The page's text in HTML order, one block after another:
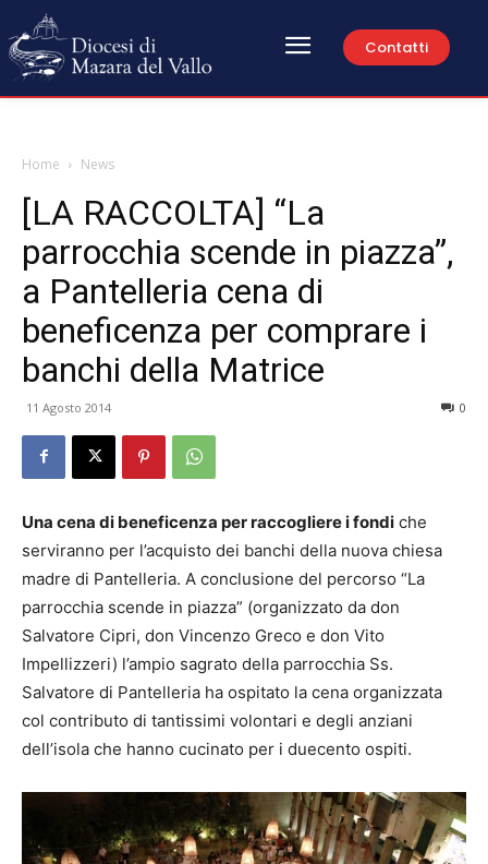
Contatti
Home News
[LA RACCOLTA] “La
parrocchia scende in piazza”,
a Pantelleria cena di
beneficenza per comprare i
banchi della Matrice
11 Agosto 2014 0
Una cena di beneficenza per raccogliere i fondi che
serviranno per l’acquisto dei banchi della nuova chiesa
madre di Pantelleria. A conclusione del percorso “La
parrocchia scende in piazza” (organizzato da don
Salvatore Cipri, don Vincenzo Greco e don Vito
Impellizzeri) l’ampio sagrato della parrocchia Ss.
Salvatore di Pantelleria ha ospitato la cena organizzata
col contributo di tantissimi volontari e degli anziani
dell’isola che hanno cucinato per i duecento ospiti.